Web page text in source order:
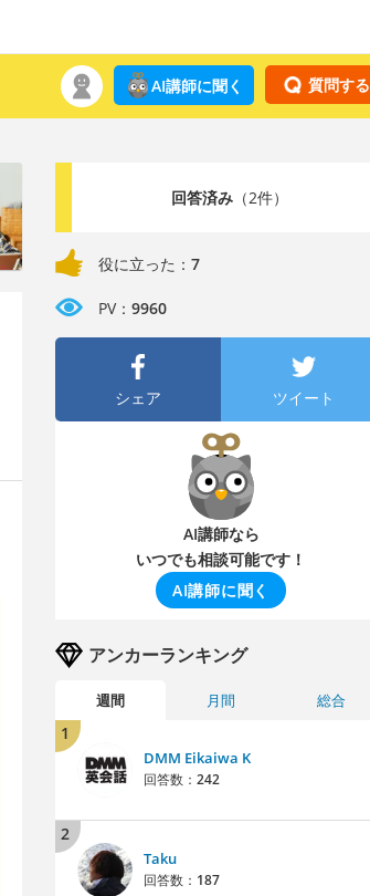
質問する
AI講師に聞く
回答済み（2件）
役に立った： 7
PV： 9960
シェア ツイート
AI講師なら
いつでも相談可能です！
AI講師に聞く
アンカーランキング
週間 月間 総合
1
DMM Eikaiwa K
回答数： 242
2
Taku
回答数： 187